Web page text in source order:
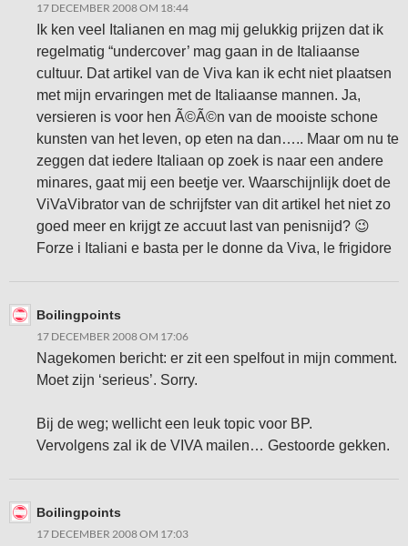
17 DECEMBER 2008 OM 18:44
Ik ken veel Italianen en mag mij gelukkig prijzen dat ik
regelmatig “undercover’ mag gaan in de Italiaanse
cultuur. Dat artikel van de Viva kan ik echt niet plaatsen
met mijn ervaringen met de Italiaanse mannen. Ja,
versieren is voor hen Ã©Ã©n van de mooiste schone
kunsten van het leven, op eten na dan….. Maar om nu te
zeggen dat iedere Italiaan op zoek is naar een andere
minares, gaat mij een beetje ver. Waarschijnlijk doet de
ViVaVibrator van de schrijfster van dit artikel het niet zo
goed meer en krijgt ze accuut last van penisnijd? 😉
Forze i Italiani e basta per le donne da Viva, le frigidore
Boilingpoints
17 DECEMBER 2008 OM 17:06
Nagekomen bericht: er zit een spelfout in mijn comment.
Moet zijn ‘serieus’. Sorry.
Bij de weg; wellicht een leuk topic voor BP.
Vervolgens zal ik de VIVA mailen… Gestoorde gekken.
Boilingpoints
17 DECEMBER 2008 OM 17:03